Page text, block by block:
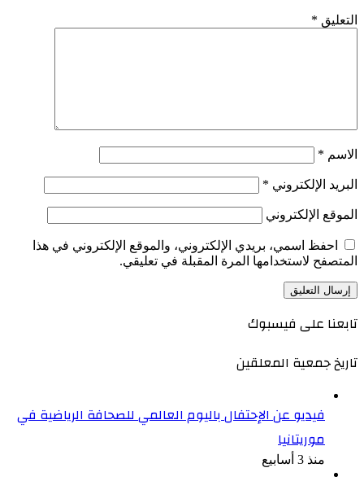
التعليق *
الاسم *
البريد الإلكتروني *
الموقع الإلكتروني
احفظ اسمي، بريدي الإلكتروني، والموقع الإلكتروني في هذا
المتصفح لاستخدامها المرة المقبلة في تعليقي.
تابعنا على فيسبوك
تاريخ جمعية المعلقين
فيديو عن الإحتفال باليوم العالمي للصحافة الرياضية في
موريتانيا
منذ 3 أسابيع